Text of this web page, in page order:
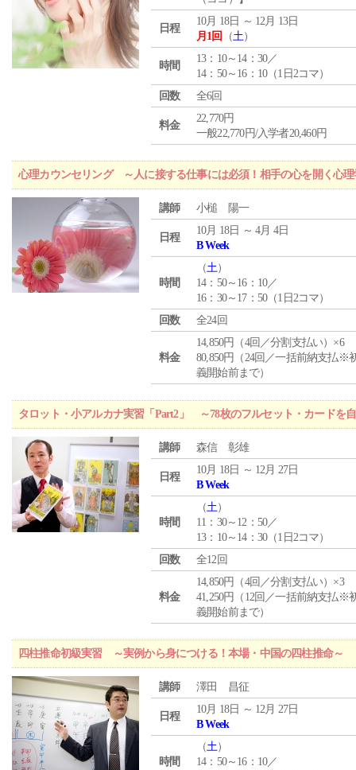
日程
10月 18日 ～ 12月 13日
月1回
（土）
時間
13：10～14：30／
14：50～16：10（1日2コマ）
回数
全6回
料金
22,770円
一般22,770円/入学者20,460円
心理カウンセリング ～人に接する仕事には必須！相手の心を開く心理
講師 小槌 陽一
日程
10月 18日 ～ 4月 4日
B Week
時間
（土）
14：50～16：10／
16：30～17：50（1日2コマ）
回数
全24回
料金
14,850円（4回／分割支払い）×6
80,850円（24回／一括前納支払※
義開始前まで）
タロット・小アルカナ実習「Part2」 ～78枚のフルセット・カードを
講師 森信 彰雄
日程
10月 18日 ～ 12月 27日
B Week
時間
（土）
11：30～12：50／
13：10～14：30（1日2コマ）
回数
全12回
料金
14,850円（4回／分割支払い）×3
41,250円（12回／一括前納支払※
義開始前まで）
四柱推命初級実習 ～実例から身につける！本場・中国の四柱推命～
講師 澤田 昌征
日程
10月 18日 ～ 12月 27日
B Week
時間
（土）
14：50～16：10／